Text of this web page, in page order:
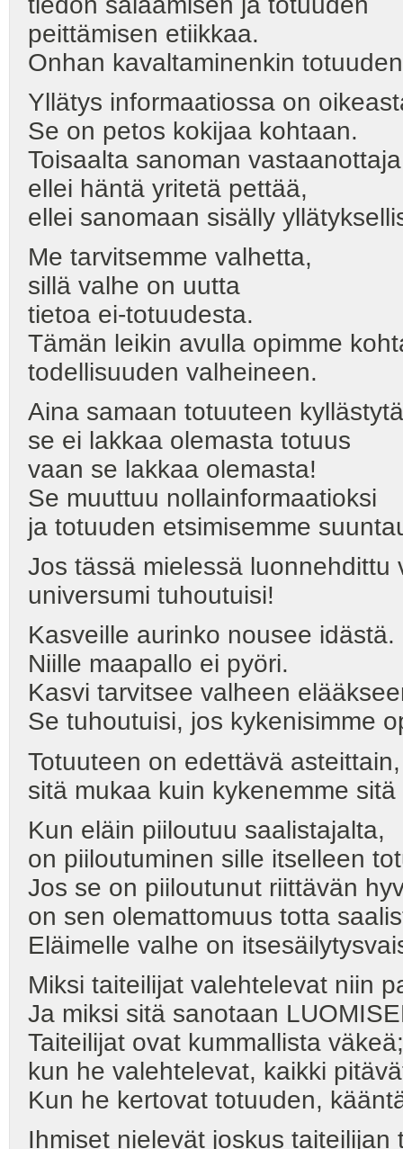
peittämisen etiikkaa.
Onhan kavaltaminenkin
Yllätys informaatiossa on
Se on petos kokijaa kohtaan.
Toisaalta sanoman
ellei häntä yritetä pettää,
ellei sanomaan sisälly
Me tarvitsemme valhetta,
sillä valhe on uutta
tietoa ei-totuudesta.
Tämän leikin avulla opimme
todellisuuden valheineen.
Aina samaan totuuteen
se ei lakkaa olemasta totuus
vaan se lakkaa olemasta!
Se muuttuu nollainformaatioksi
ja totuuden etsimisemme
Jos tässä mielessä luonnehdittu
universumi tuhoutuisi!
Kasveille aurinko nousee idästä.
Niille maapallo ei pyöri.
Kasvi tarvitsee valheen
Se tuhoutuisi, jos kykenisimme
Totuuteen on edettävä asteittain,
sitä mukaa kuin kykenemme
Kun eläin piiloutuu saalistajalta,
on piiloutuminen sille itselleen
Jos se on piiloutunut riittävän
on sen olemattomuus totta
Eläimelle valhe on
Miksi taiteilijat valehtelevat niin
Ja miksi sitä sanotaan
Taiteilijat ovat kummallista väkeä;
kun he valehtelevat, kaikki
Kun he kertovat totuuden,
Ihmiset nielevät joskus taiteilijan